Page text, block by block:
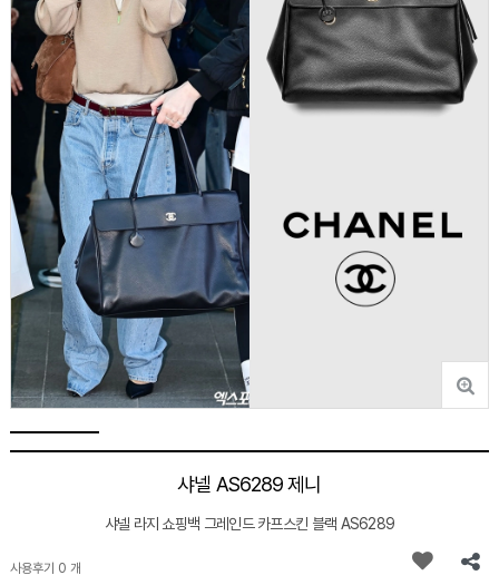
샤넬 AS6289 제니
샤넬 라지 쇼핑백 그레인드 카프스킨 블랙 AS6289
사용후기 0 개